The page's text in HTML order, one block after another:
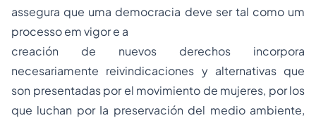
assegura que uma democracia deve ser tal como um
processo em vigor e a
creación de nuevos derechos incorpora
necesariamente reivindicaciones y alternativas que
son presentadas por el movimiento de mujeres, por los
que luchan por Ia preservación del medio ambiente,